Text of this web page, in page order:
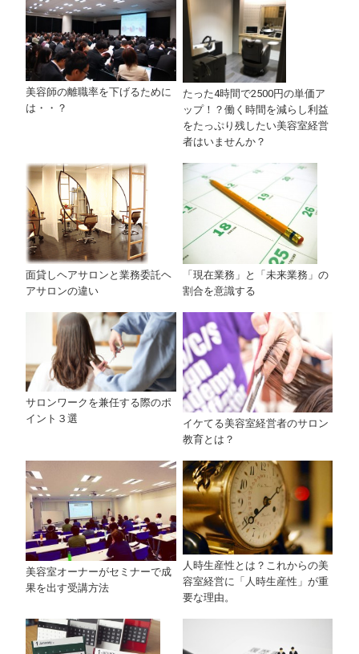
美容師の離職率を下げるために
は・・？
たった4時間で2500円の単価ア
ップ！？働く時間を減らし利益
をたっぷり残したい美容室経営
者はいませんか？
面貸しヘアサロンと業務委託ヘ
アサロンの違い
「現在業務」と「未来業務」の
割合を意識する
サロンワークを兼任する際のポ
イント３選
イケてる美容室経営者のサロン
教育とは？
美容室オーナーがセミナーで成
果を出す受講方法
人時生産性とは？これからの美
容室経営に「人時生産性」が重
要な理由。